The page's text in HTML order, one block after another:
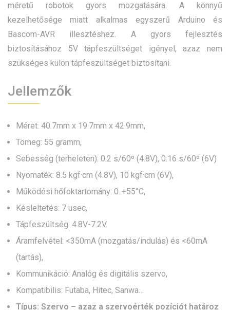
méretű robotok gyors mozgatására. A könnyű
kezelhetősége miatt alkalmas egyszerű Arduino és
Bascom-AVR illesztéshez. A gyors fejlesztés
biztosításához 5V tápfeszültséget igényel, azaz nem
szükséges külön tápfeszültséget biztosítani.
Jellemzők
Méret: 40.7mm x 19.7mm x 42.9mm,
Tömeg: 55 gramm,
Sebesség (terheleten): 0.2 s/60º (4.8V), 0.16 s/60º (6V)
Nyomaték: 8.5 kgf·cm (4.8V), 10 kgf·cm (6V),
Működési hőfoktartomány: 0..+55°C,
Késleltetés: 7 usec,
Tápfeszültség: 4.8V-7.2V.
Áramfelvétel: <350mA (mozgatás/indulás) és <60mA
(tartás),
Kommunikáció: Analóg és digitális szervo,
Kompatibilis: Futaba, Hitec, Sanwa…
Típus: Szervo – azaz a szervoérték pozíciót határoz